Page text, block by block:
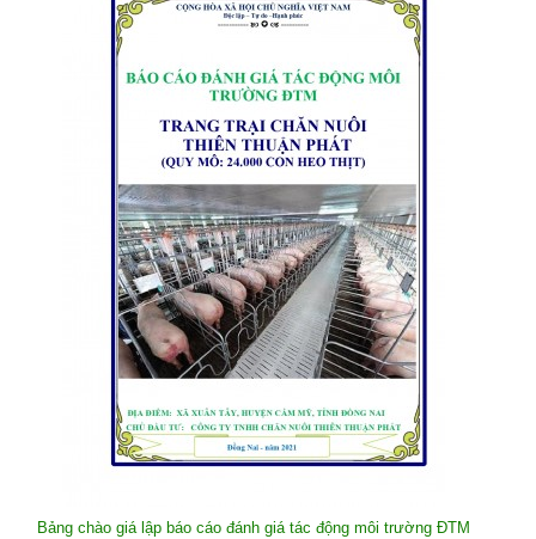
Bảng chào giá lập báo cáo đánh giá tác động môi trường ĐTM